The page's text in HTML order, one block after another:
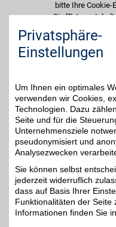
bitte Ihre Cookie-
Sie "Externe
jederzeit über
unteren
Adresse
Camburger Str.
07743 Jena
Filialen in der
Telefon0 36 41 /
Privatsphäre-
Einstellungen
Um Ihnen ein optimales
verwenden wir Cookies,
Technologien. Dazu
Seite und für die
Unternehmensziele
pseudonymisiert und
Analysezwecken
Sie können selbst
jederzeit widerruflich
dass auf Basis Ihrer
Funktionalitäten der Seite
Informationen finden Sie